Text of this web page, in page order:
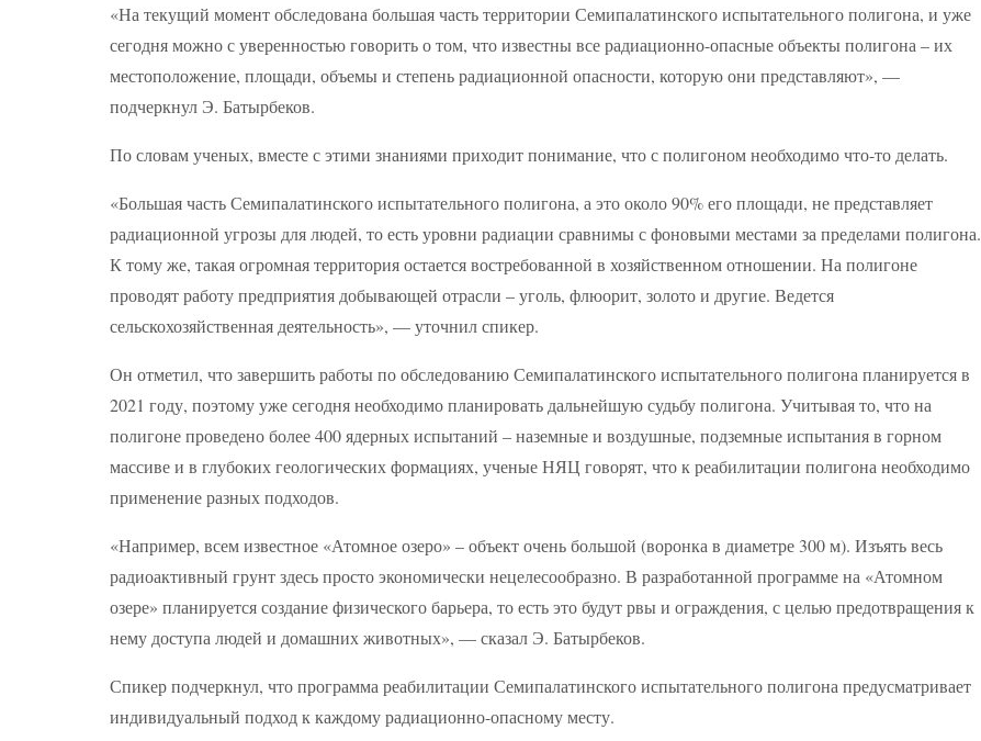
«На текущий момент обследована большая часть территории Семипалатинского испытательного полигона, и уже
сегодня можно с уверенностью говорить о том, что известны все радиационно-опасные объекты полигона – их
местоположение, площади, объемы и степень радиационной опасности, которую они представляют», —
подчеркнул Э. Батырбеков.
По словам ученых, вместе с этими знаниями приходит понимание, что с полигоном необходимо что-то делать.
«Большая часть Семипалатинского испытательного полигона, а это около 90% его площади, не представляет
радиационной угрозы для людей, то есть уровни радиации сравнимы с фоновыми местами за пределами полигона.
К тому же, такая огромная территория остается востребованной в хозяйственном отношении. На полигоне
проводят работу предприятия добывающей отрасли – уголь, флюорит, золото и другие. Ведется
сельскохозяйственная деятельность», — уточнил спикер.
Он отметил, что завершить работы по обследованию Семипалатинского испытательного полигона планируется в
2021 году, поэтому уже сегодня необходимо планировать дальнейшую судьбу полигона. Учитывая то, что на
полигоне проведено более 400 ядерных испытаний – наземные и воздушные, подземные испытания в горном
массиве и в глубоких геологических формациях, ученые НЯЦ говорят, что к реабилитации полигона необходимо
применение разных подходов.
«Например, всем известное «Атомное озеро» – объект очень большой (воронка в диаметре 300 м). Изъять весь
радиоактивный грунт здесь просто экономически нецелесообразно. В разработанной программе на «Атомном
озере» планируется создание физического барьера, то есть это будут рвы и ограждения, с целью предотвращения к
нему доступа людей и домашних животных», — сказал Э. Батырбеков.
Спикер подчеркнул, что программа реабилитации Семипалатинского испытательного полигона предусматривает
индивидуальный подход к каждому радиационно-опасному месту.